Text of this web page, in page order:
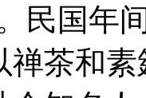
民国年
禅茶和